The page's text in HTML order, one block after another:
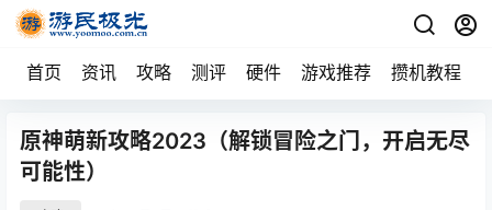
首页 资讯 攻略 测评 硬件 游戏推荐 攒机教程
原神萌新攻略2023（解锁冒险之门，开启无尽
可能性）